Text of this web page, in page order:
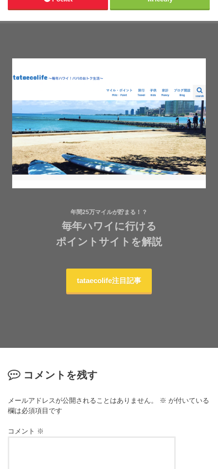
年間25万マイルが貯まる！？
毎年ハワイに行ける
ポイントサイトを解説
tataecolife注目記事
コメントを残す
メールアドレスが公開されることはありません。 ※ が付いている
欄は必須項目です
コメント ※